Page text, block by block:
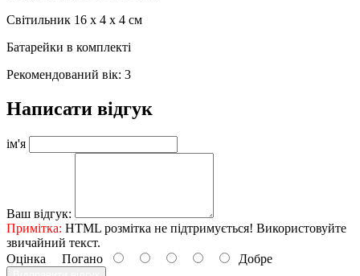
Світильник 16 х 4 х 4 см
Батарейки в комплекті
Рекомендований вік: 3
Написати відгук
ім'я
Ваш відгук:
Примітка: HTML розмітка не підтримується! Використовуйте
звичайний текст.
Оцінка Погано Добре